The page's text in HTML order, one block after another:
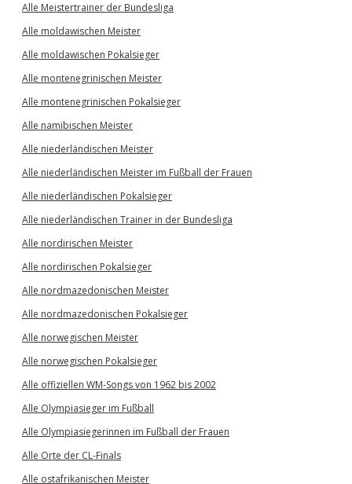
Alle Meistertrainer der Bundesliga
Alle moldawischen Meister
Alle moldawischen Pokalsieger
Alle montenegrinischen Meister
Alle montenegrinischen Pokalsieger
Alle namibischen Meister
Alle niederländischen Meister
Alle niederländischen Meister im Fußball der Frauen
Alle niederländischen Pokalsieger
Alle niederländischen Trainer in der Bundesliga
Alle nordirischen Meister
Alle nordirischen Pokalsieger
Alle nordmazedonischen Meister
Alle nordmazedonischen Pokalsieger
Alle norwegischen Meister
Alle norwegischen Pokalsieger
Alle offiziellen WM-Songs von 1962 bis 2002
Alle Olympiasieger im Fußball
Alle Olympiasiegerinnen im Fußball der Frauen
Alle Orte der CL-Finals
Alle ostafrikanischen Meister